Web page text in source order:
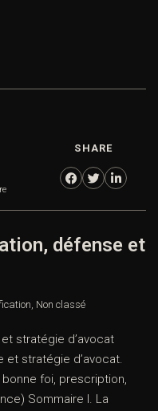
SHARE
défense et
, Non classé
stratégie d’avocat
et stratégie d’avocat.
foi, prescription,
Sommaire I. La